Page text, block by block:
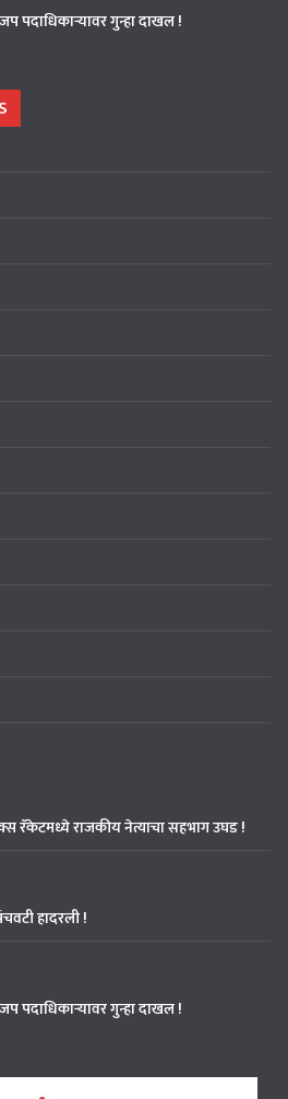
पदाधिकाऱ्यावर गुन्हा दाखल !
रॅकेटमध्ये राजकीय नेत्याचा सहभाग उघड !
हादरली !
पदाधिकाऱ्यावर गुन्हा दाखल !